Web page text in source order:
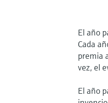
El año
Cada
premia
vez, el
El año